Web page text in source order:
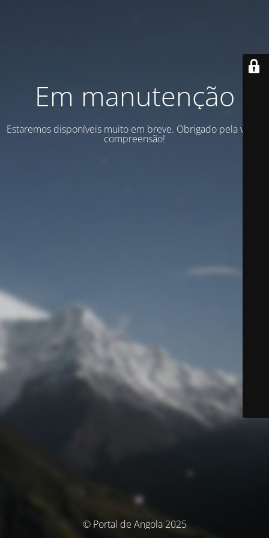
Em manutenção
Estaremos disponíveis muito em breve. Obrigado pela vossa
compreensão!
© Portal de Angola 2025